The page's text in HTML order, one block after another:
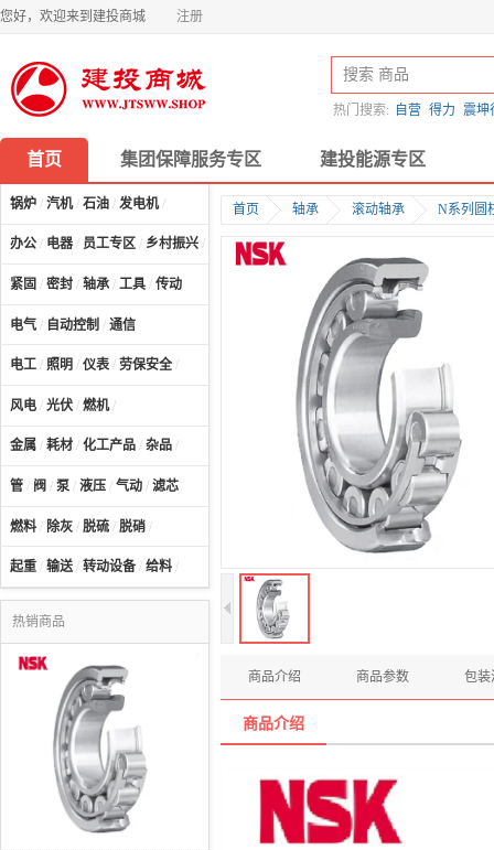
您好，欢迎来到建投商城 注册
热门搜索: 自营 得力 震坤
首页 集团保障服务专区 建投能源专区
锅炉 / 汽机/ 石油 / 发电机/
办公 / 电器 / 员工专区 / 乡村振兴 / 计算机及配件
紧固 / 密封 / 轴承 / 工具 / 传动
电气 / 自动控制 / 通信
电工 / 照明 / 仪表 / 劳保安全 /
风电 / 光伏 / 燃机/
金属 / 耗材 / 化工产品 / 杂品 /
管 / 阀 / 泵 / 液压 / 气动 / 滤芯
燃料 / 除灰 / 脱硫 / 脱硝 /
起重 / 输送/ 转动设备 / 给料 /
热销商品
首页 轴承 滚动轴承 N系列圆
商品介绍 商品参数 包装
商品介绍